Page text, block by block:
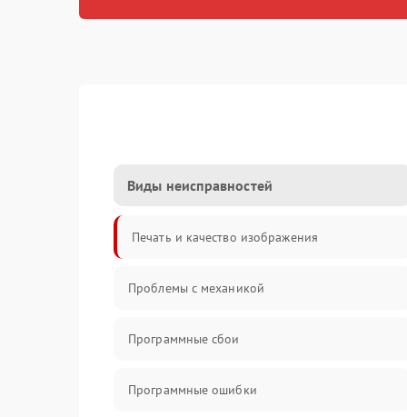
Виды неисправностей
Печать и качество изображения
Проблемы с механикой
Программные сбои
Программные ошибки